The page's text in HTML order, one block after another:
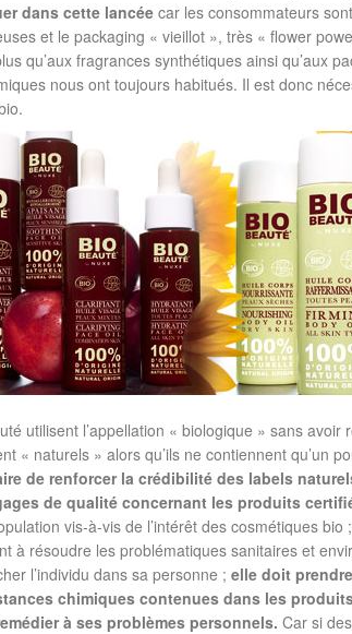
dans cette lancée car les consommateurs
et le packaging « vieillot », très « flower
qu’aux fragrances synthétiques ainsi qu’aux
nous ont toujours habitués. Il est donc
utilisent l’appellation « biologique » sans avoir
« naturels » alors qu’ils ne contiennent qu’un
de renforcer la crédibilité des labels
de qualité concernant les produits
vis-à-vis de l’intérêt des cosmétiques
à résoudre les problématiques sanitaires et
l’individu dans sa personne ; elle doit
chimiques contenues dans les
à ses problèmes personnels. Car si